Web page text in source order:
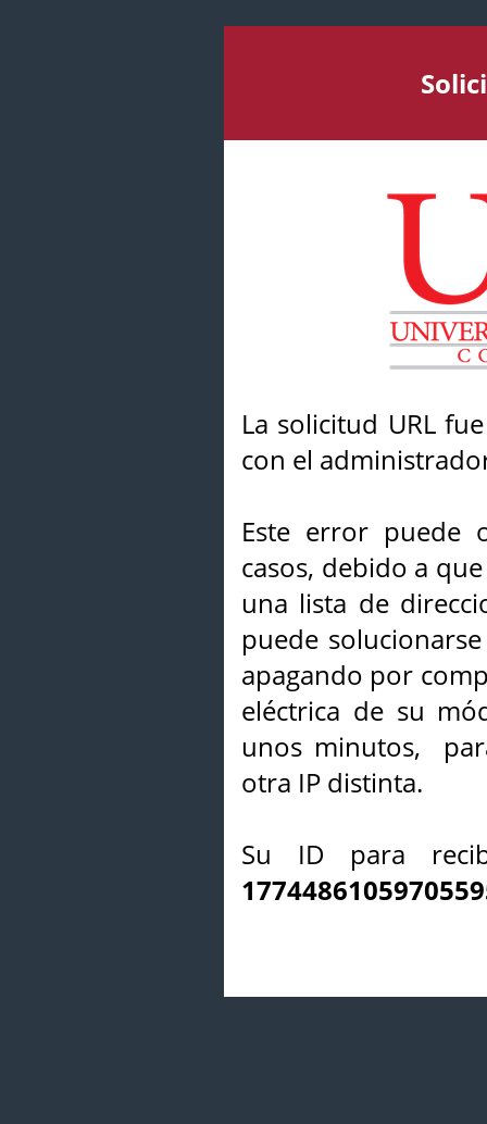
La solicitud URL
con el
Este error puede
casos, debido a
una lista de
puede
apagando por
eléctrica de su
unos minutos,
otra IP distinta.
Su ID para